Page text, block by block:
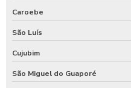
Caroebe
São Luís
Cujubim
São Miguel do Guaporé